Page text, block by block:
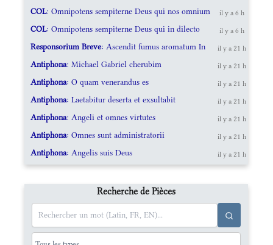
COL: Omnipotens sempiterne Deus qui nos omnium il y a 6 h
COL: Omnipotens sempiterne Deus qui in dilecto il y a 6 h
Responsorium Breve: Ascendit fumus aromatum In il y a 21 h
Antiphona: Michael Gabriel cherubim il y a 21 h
Antiphona: O quam venerandus es il y a 21 h
Antiphona: Laetabitur deserta et exsultabit il y a 21 h
Antiphona: Angeli et omnes virtutes il y a 21 h
Antiphona: Omnes sunt administratorii il y a 21 h
Antiphona: Angelis suis Deus il y a 21 h
Recherche de Pièces